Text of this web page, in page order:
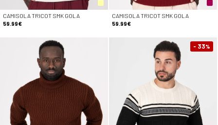
CAMISOLA TRICOT SMK GOLA
59.99€
CAMISOLA TRICOT SMK GOLA
59.99€
- 33%